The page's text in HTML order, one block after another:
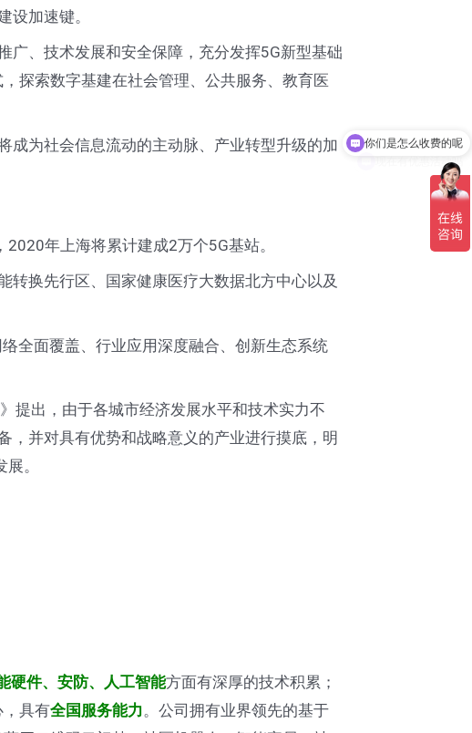
加速键。
、技术发展和安全保障，充分发挥5G新型基础
探索数字基建在社会管理、公共服务、教育医
为社会信息流动的主动脉、产业转型升级的加
年上海将累计建成2万个5G基站。
换先行区、国家健康医疗大数据北方中心以及
全面覆盖、行业应用深度融合、创新生态系统
出，由于各城市经济发展水平和技术实力不
，并对具有优势和战略意义的产业进行摸底，明
。
硬件、安防、人工智能方面有深厚的技术积累；
具有全国服务能力。公司拥有业界领先的基于
现在有优惠活动吗